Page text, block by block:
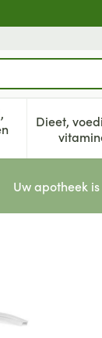
voor
Dieet,
Uw apotheek